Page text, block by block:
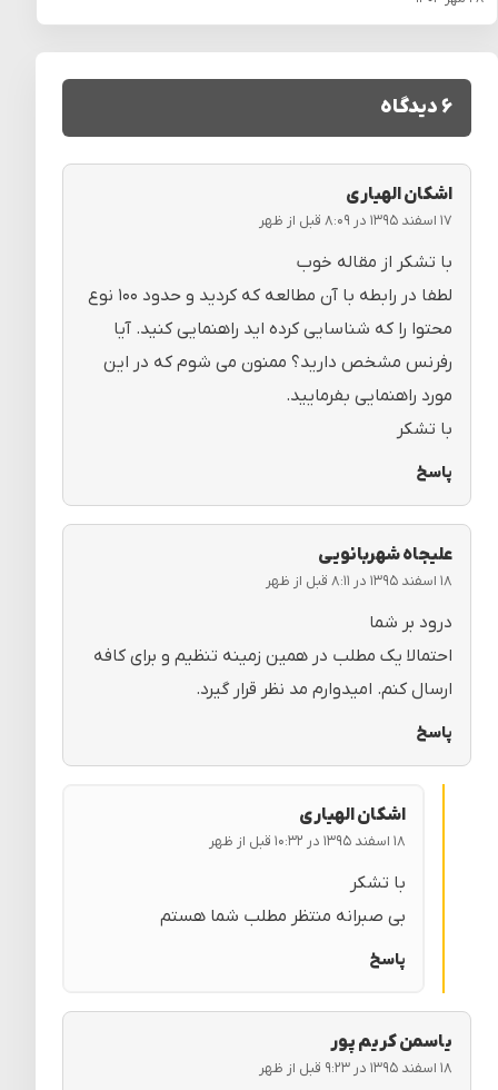
۶ دیدگاه
اشکان الهیاری
۱۷ اسفند ۱۳۹۵ در ۸:۰۹ قبل از ظهر
با تشکر از مقاله خوب
لطفا در رابطه با آن مطالعه که کردید و حدود ۱۰۰ نوع
محتوا را که شناسایی کرده اید راهنمایی کنید. آیا
رفرنس مشخص دارید؟ ممنون می شوم که در این
مورد راهنمایی بفرمایید.
با تشکر
پاسخ
علیجاه شهربانویی
۱۸ اسفند ۱۳۹۵ در ۸:۱۱ قبل از ظهر
درود بر شما
احتمالا یک مطلب در همین زمینه تنظیم و برای کافه
ارسال کنم. امیدوارم مد نظر قرار گیرد.
پاسخ
اشکان الهیاری
۱۸ اسفند ۱۳۹۵ در ۱۰:۳۲ قبل از ظهر
با تشکر
بی صبرانه منتظر مطلب شما هستم
پاسخ
یاسمن کریم پور
۱۸ اسفند ۱۳۹۵ در ۹:۲۳ قبل از ظهر